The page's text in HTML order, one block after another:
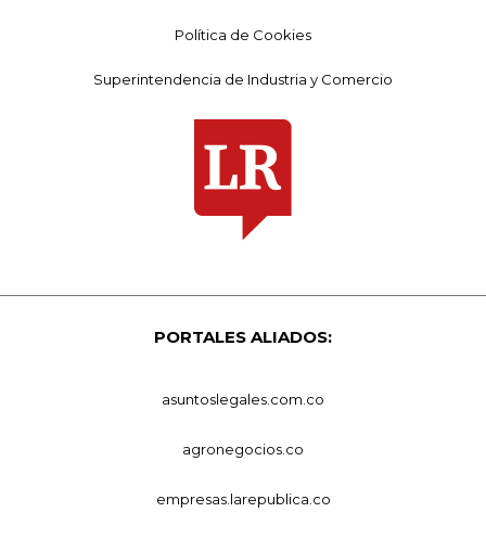
Política de Cookies
Superintendencia de Industria y Comercio
PORTALES ALIADOS:
asuntoslegales.com.co
agronegocios.co
empresas.larepublica.co